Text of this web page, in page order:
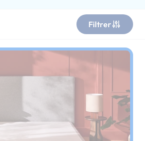
Filtrer